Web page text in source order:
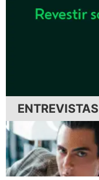
ENTREVISTAS